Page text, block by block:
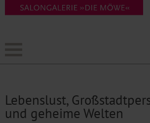
Lebenslust,
und geheime Welten